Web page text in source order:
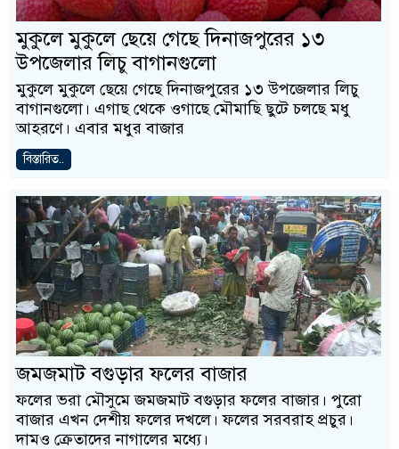
মুকুলে মুকুলে ছেয়ে গেছে দিনাজপুরের ১৩
উপজেলার লিচু বাগানগুলো
মুকুলে মুকুলে ছেয়ে গেছে দিনাজপুরের ১৩ উপজেলার লিচু
বাগানগুলো। এগাছ থেকে ওগাছে মৌমাছি ছুটে চলছে মধু
আহরণে। এবার মধুর বাজার
বিস্তারিত..
জমজমাট বগুড়ার ফলের বাজার
ফলের ভরা মৌসুমে জমজমাট বগুড়ার ফলের বাজার। পুরো
বাজার এখন দেশীয় ফলের দখলে। ফলের সরবরাহ প্রচুর।
দামও ক্রেতাদের নাগালের মধ্যে।